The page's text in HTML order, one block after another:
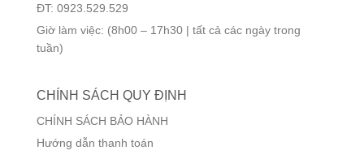
ĐT: 0923.529.529
Giờ làm việc: (8h00 – 17h30 | tất cả các ngày trong
tuần)
CHÍNH SÁCH QUY ĐỊNH
CHÍNH SÁCH BẢO HÀNH
Hướng dẫn thanh toán